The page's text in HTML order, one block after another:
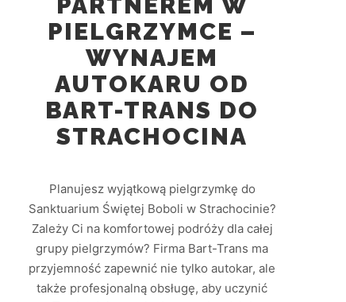
PIELGRZYMCE –
WYNAJEM
AUTOKARU OD
BART-TRANS DO
STRACHOCINA
Planujesz wyjątkową pielgrzymkę do
Sanktuarium Świętej Boboli w Strachocinie?
Zależy Ci na komfortowej podróży dla całej
grupy pielgrzymów? Firma Bart-Trans ma
przyjemność zapewnić nie tylko autokar, ale
także profesjonalną obsługę, aby uczynić